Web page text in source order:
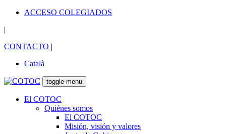
ACCESO COLEGIADOS
|
CONTACTO |
Català
toggle menu
El COTOC
Quiénes somos
El COTOC
Misión, visión y valores